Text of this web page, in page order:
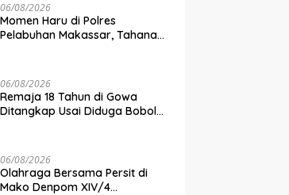
06/08/2026
Momen Haru di Polres
Pelabuhan Makassar, Tahanan
Pernikahan
06/08/2026
Remaja 18 Tahun di Gowa
Ditangkap Usai Diduga Bobol
06/08/2026
Olahraga Bersama Persit di
Mako Denpom XIV/4